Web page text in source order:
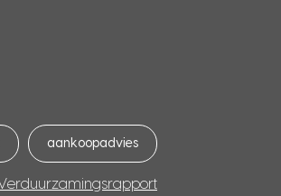
aankoopadvies